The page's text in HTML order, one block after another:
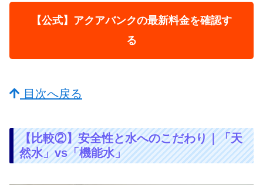
【公式】アクアバンクの最新料金を確認す
る
目次へ戻る
【比較②】安全性と水へのこだわり｜「天
然水」vs「機能水」